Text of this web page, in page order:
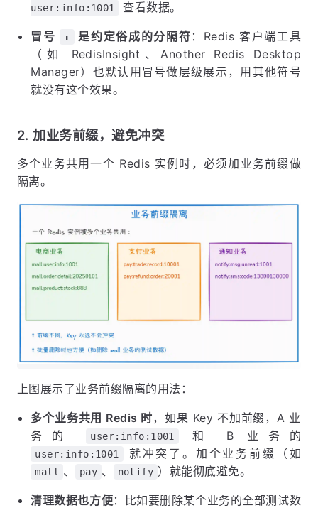
user:info:1001 查看数据。
冒号 : 是约定俗成的分隔符 ：Redis 客户端工具
（如 RedisInsight、Another Redis Desktop
Manager）也默认用冒号做层级展示，用其他符号
就没有这个效果。
2. 加业务前缀，避免冲突
多个业务共用一个 Redis 实例时，必须加业务前缀做
隔离。
上图展示了业务前缀隔离的用法：
多个业务共用 Redis 时，如果 Key 不加前缀，A 业
务的
user:info:1001 和 B 业务的
user:info:1001 就冲突了。加个业务前缀（如
mall 、 pay 、 notify ）就能彻底避免。
清理数据也方便：比如要删除某个业务的全部测试数